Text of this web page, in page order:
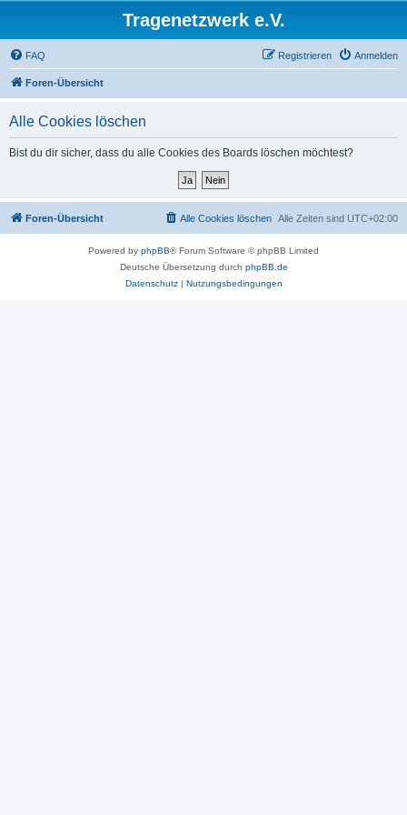
Tragenetzwerk e.V.
FAQ Anmelden
Registrieren
Foren-Übersicht
Alle Cookies löschen
Bist du dir sicher, dass du alle Cookies des Boards löschen möchtest?
Foren-Übersicht Alle Zeiten sind UTC+02:00
Alle Cookies löschen
Powered by phpBB® Forum Software © phpBB Limited
Deutsche Übersetzung durch phpBB.de
Datenschutz| Nutzungsbedingungen